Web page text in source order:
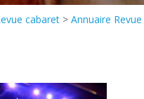
cabaret > Annuaire